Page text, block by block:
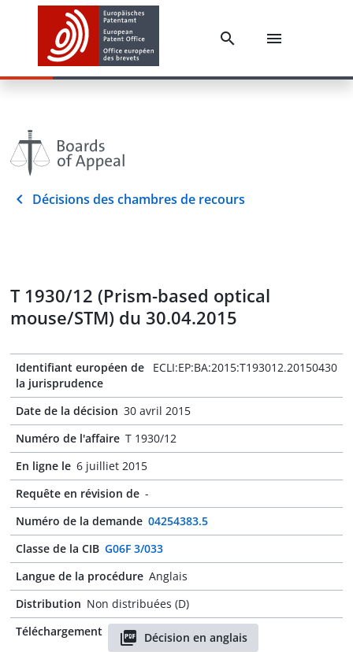
Décisions des chambres de recours
T 1930/12 (Prism-based optical
mouse/STM) du 30.04.2015
Identifiant européen de
la jurisprudence
ECLI:EP:BA:2015:T193012.20150430
Date de la décision 30 avril 2015
Numéro de l'affaire T 1930/12
En ligne le 6 juilliet 2015
Requête en révision de -
Numéro de la demande 04254383.5
Classe de la CIB G06F 3/033
Langue de la procédure Anglais
Distribution Non distribuées (D)
Téléchargement
Décision en anglais